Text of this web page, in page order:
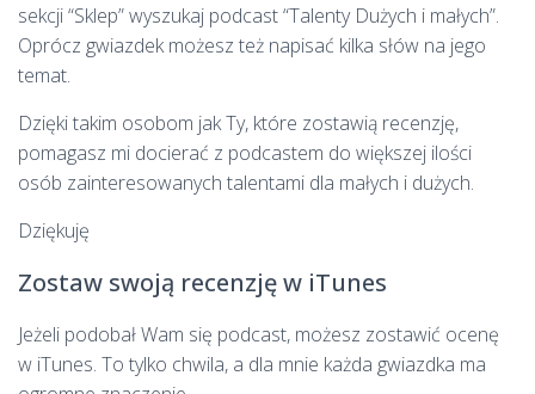
sekcji “Sklep” wyszukaj podcast “Talenty Dużych i małych”.
Oprócz gwiazdek możesz też napisać kilka słów na jego
temat.
Dzięki takim osobom jak Ty, które zostawią recenzję,
pomagasz mi docierać z podcastem do większej ilości
osób zainteresowanych talentami dla małych i dużych.
Dziękuję
Zostaw swoją recenzję w iTunes
Jeżeli podobał Wam się podcast, możesz zostawić ocenę
w iTunes. To tylko chwila, a dla mnie każda gwiazdka ma